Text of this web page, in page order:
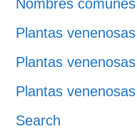
Nombres
Plantas venenosas
Plantas
Plantas
Search